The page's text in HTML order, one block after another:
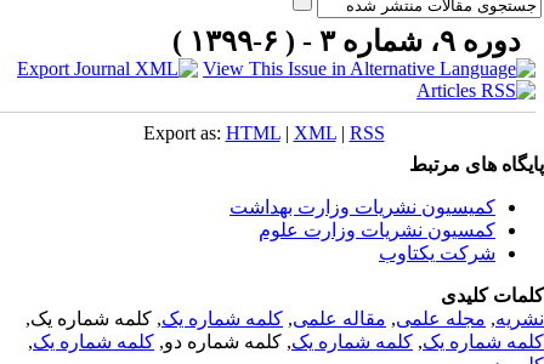
دوره ۹، شماره ۳ - ( ۶-۱۳۹۹ )
Export as:HTML |XML|RSS
های مرتبط
کمیسیون نشریات وزارت بهداشت
کمسیون نشریات وزارت علوم
شرکت یکتاوب
کلیدی
,مجله علمی, مقاله علمی, کلمه شماره یک, کلمه شماره یک,
شماره یک,کلمه شماره یک, کلمه شماره دو,کلمه شماره یک,